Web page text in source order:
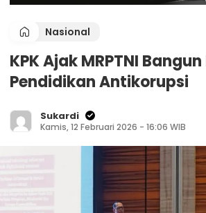
Nasional
KPK Ajak MRPTNI
Pendidikan Antikorupsi
Sukardi
Kamis, 12 Februari 2026 - 16:06 WIB